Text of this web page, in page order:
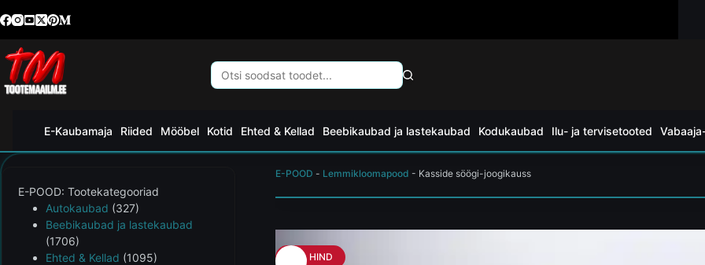
E-Kaubamaja Riided Mööbel Kotid Ehted & Kellad Beebikaubad ja lastekaubad Kodukaubad Ilu- ja tervisetooted
E-POOD - Lemmikloomapood - Kasside söögi-joogikauss
HEA HIND
E-POOD: Tootekategooriad
Autokaubad (327)
Beebikaubad ja lastekaubad
(1706)
Ehted & Kellad (1095)